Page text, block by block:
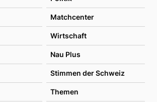
Matchcenter
Wirtschaft
Nau Plus
Stimmen der Schweiz
Themen